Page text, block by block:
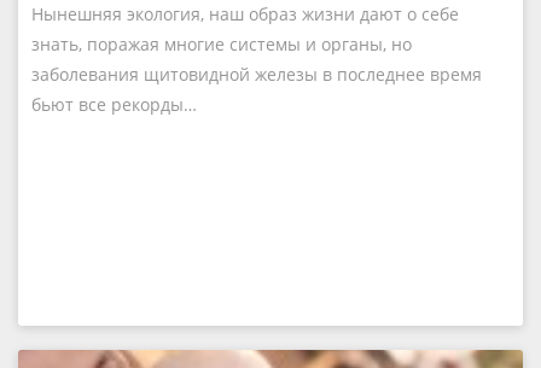
Нынешняя экология, наш образ жизни дают о себе
знать, поражая многие системы и органы, но
заболевания щитовидной железы в последнее время
бьют все рекорды…